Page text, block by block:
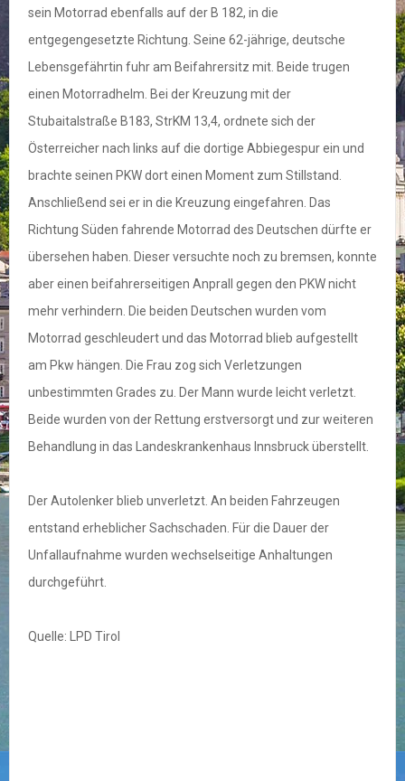
sein Motorrad ebenfalls auf der B 182, in die
entgegengesetzte Richtung. Seine 62-jährige, deutsche
Lebensgefährtin fuhr am Beifahrersitz mit. Beide trugen
einen Motorradhelm. Bei der Kreuzung mit der
Stubaitalstraße B183, StrKM 13,4, ordnete sich der
Österreicher nach links auf die dortige Abbiegespur ein und
brachte seinen PKW dort einen Moment zum Stillstand.
Anschließend sei er in die Kreuzung eingefahren. Das
Richtung Süden fahrende Motorrad des Deutschen dürfte er
übersehen haben. Dieser versuchte noch zu bremsen, konnte
aber einen beifahrerseitigen Anprall gegen den PKW nicht
mehr verhindern. Die beiden Deutschen wurden vom
Motorrad geschleudert und das Motorrad blieb aufgestellt
am Pkw hängen. Die Frau zog sich Verletzungen
unbestimmten Grades zu. Der Mann wurde leicht verletzt.
Beide wurden von der Rettung erstversorgt und zur weiteren
Behandlung in das Landeskrankenhaus Innsbruck überstellt.
Der Autolenker blieb unverletzt. An beiden Fahrzeugen
entstand erheblicher Sachschaden. Für die Dauer der
Unfallaufnahme wurden wechselseitige Anhaltungen
durchgeführt.
Quelle: LPD Tirol